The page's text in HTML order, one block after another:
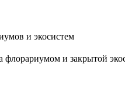
и экосистем
флорариумом и закрытой